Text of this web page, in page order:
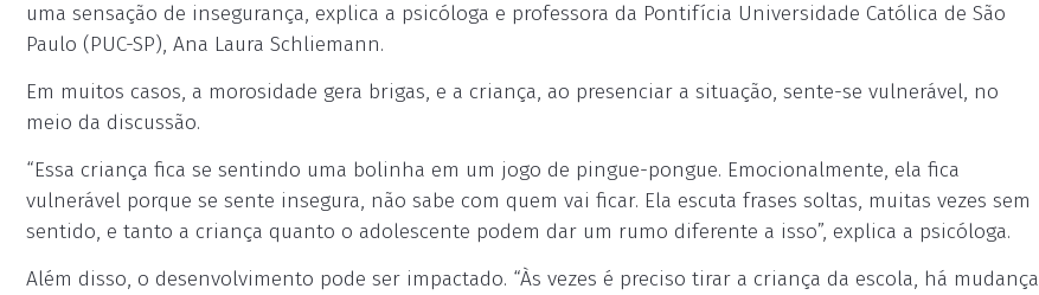
uma sensação de insegurança, explica a psicóloga e professora da Pontifícia Universidade Católica de São
Paulo (PUC-SP), Ana Laura Schliemann.
Em muitos casos, a morosidade gera brigas, e a criança, ao presenciar a situação, sente-se vulnerável, no
meio da discussão.
“Essa criança fica se sentindo uma bolinha em um jogo de pingue-pongue. Emocionalmente, ela fica
vulnerável porque se sente insegura, não sabe com quem vai ficar. Ela escuta frases soltas, muitas vezes sem
sentido, e tanto a criança quanto o adolescente podem dar um rumo diferente a isso”, explica a psicóloga.
Além disso, o desenvolvimento pode ser impactado. “Às vezes é preciso tirar a criança da escola, há mudança